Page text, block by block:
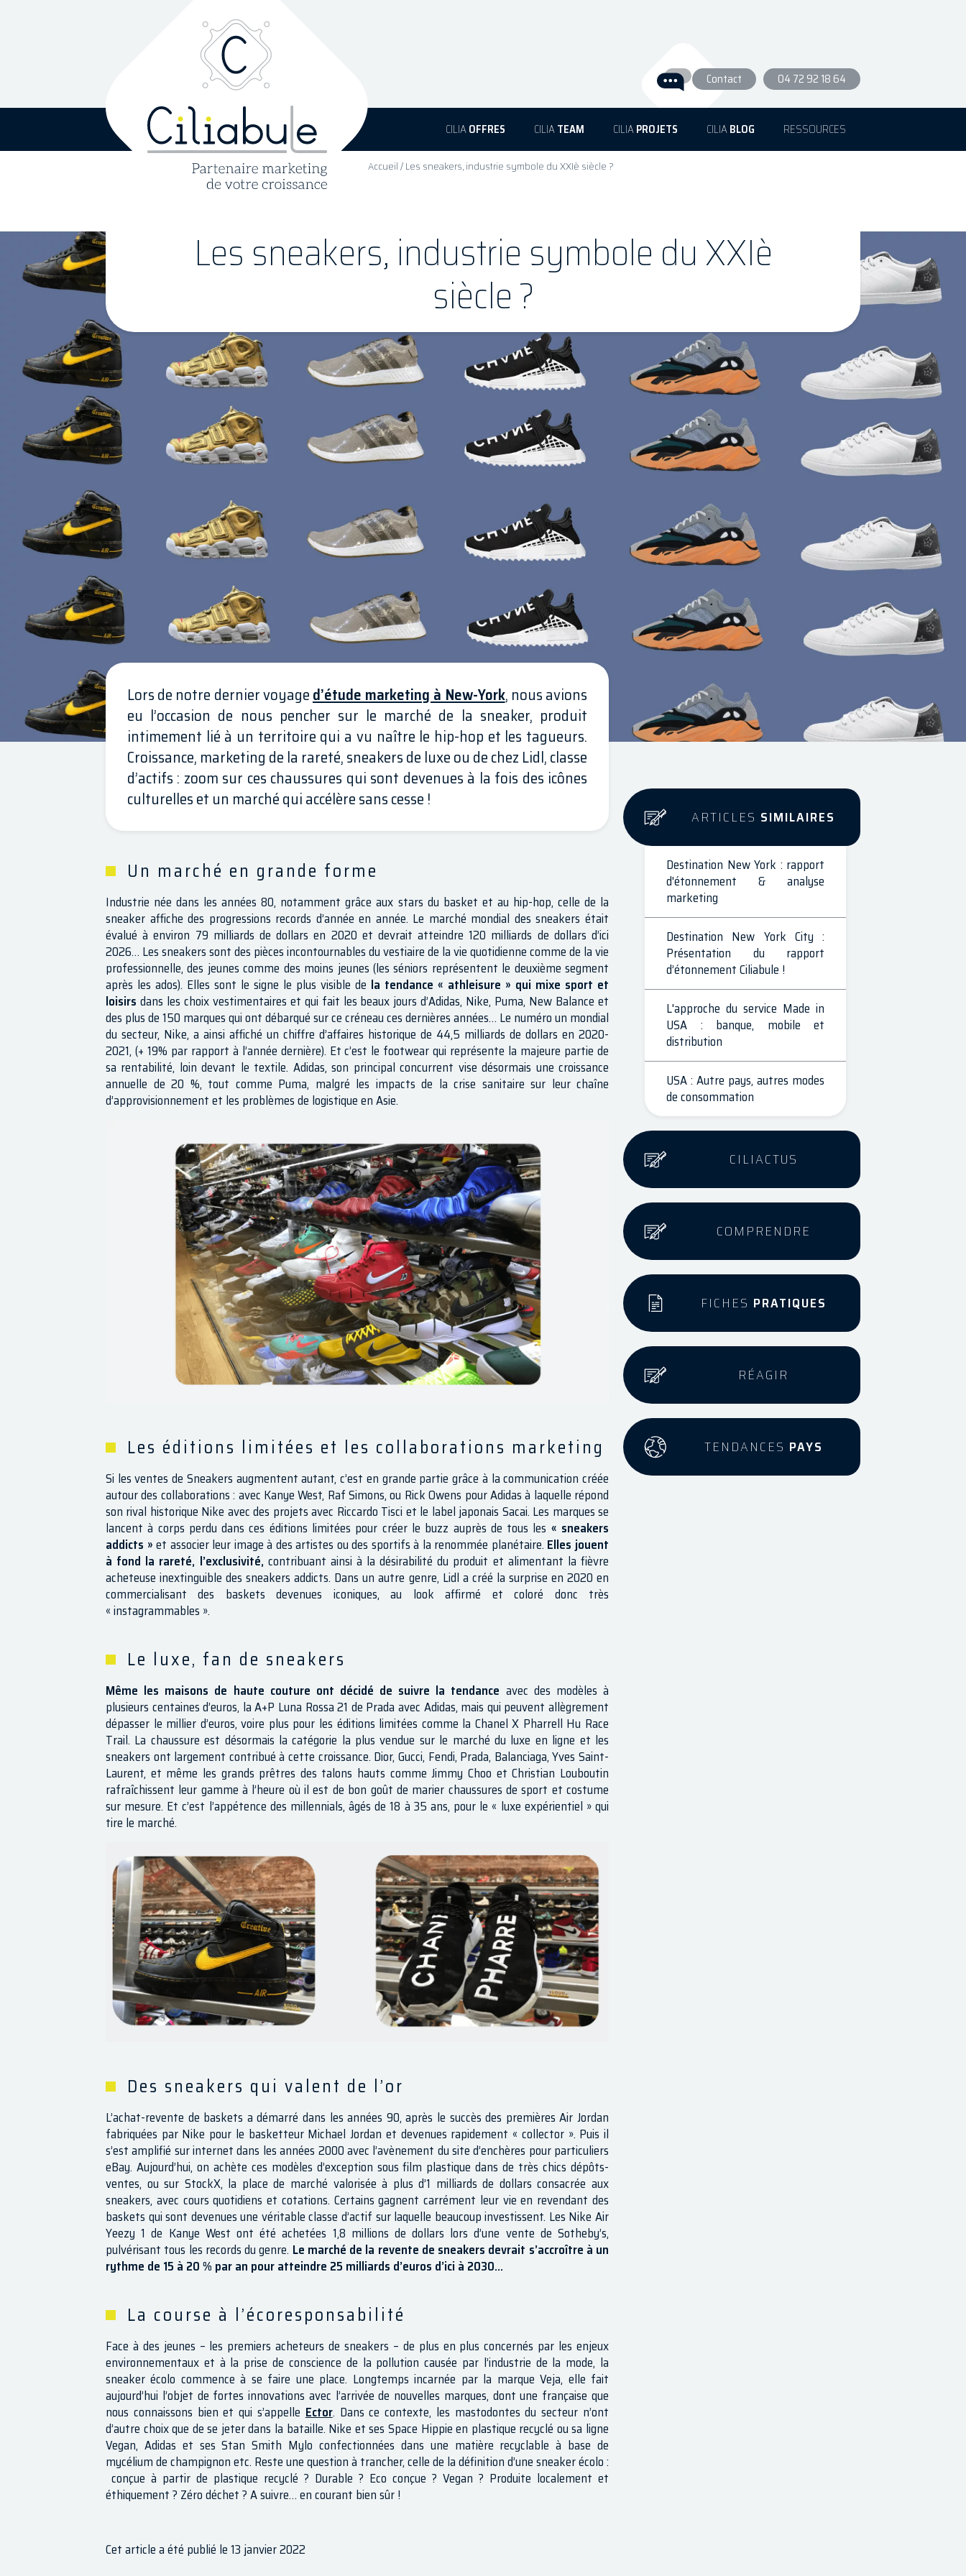
Contact 04 72 92 18 64
CILIAOFFRES CILIATEAM CILIAPROJETS CILIABLOG RESSOURCES
Accueil/Les sneakers, industrie symbole du XXIè siècle ?
Les sneakers, industrie symbole du XXIè
siècle ?
Lors de notre dernier voyaged’étude marketing à New-York, nous avions
eu l’occasion de nous pencher sur le marché de la sneaker, produit
intimement lié à un territoire qui a vu naître le hip-hop et les tagueurs.
Croissance, marketing de la rareté, sneakers de luxe ou de chez Lidl, classe
d’actifs : zoom sur ces chaussures qui sont devenues à la fois des icônes
culturelles et un marché qui accélère sans cesse !
Un marché en grande forme
Industrie née dans les années 80, notamment grâce aux stars du basket et au hip-hop, celle de la
sneaker affiche des progressions records d’année en année. Le marché mondial des sneakers était
évalué à environ 79 milliards de dollars en 2020 et devrait atteindre 120 milliards de dollars d’ici
2026… Les sneakers sont des pièces incontournables du vestiaire de la vie quotidienne comme de la vie
professionnelle, des jeunes comme des moins jeunes (les séniors représentent le deuxième segment
après les ados). Elles sont le signe le plus visible de la tendance « athleisure » qui mixe sport et
loisirs dans les choix vestimentaires et qui fait les beaux jours d’Adidas, Nike, Puma, New Balance et
des plus de 150 marques qui ont débarqué sur ce créneau ces dernières années… Le numéro un mondial
du secteur, Nike, a ainsi affiché un chiffre d’affaires historique de 44,5 milliards de dollars en 2020-
2021, (+ 19% par rapport à l’année dernière). Et c’est le footwear qui représente la majeure partie de
sa rentabilité, loin devant le textile. Adidas, son principal concurrent vise désormais une croissance
annuelle de 20 %, tout comme Puma, malgré les impacts de la crise sanitaire sur leur chaîne
d’approvisionnement et les problèmes de logistique en Asie.
Les éditions limitées et les collaborations marketing
Si les ventes de Sneakers augmentent autant, c’est en grande partie grâce à la communication créée
autour des collaborations : avec Kanye West, Raf Simons, ou Rick Owens pour Adidas à laquelle répond
son rival historique Nike avec des projets avec Riccardo Tisci et le label japonais Sacai. Les marques se
lancent à corps perdu dans ces éditions limitées pour créer le buzz auprès de tous les « sneakers
addicts »et associer leur image à des artistes ou des sportifs à la renommée planétaire. Elles jouent
à fond la rareté, l’exclusivité, contribuant ainsi à la désirabilité du produit et alimentant la fièvre
acheteuse inextinguible des sneakers addicts. Dans un autre genre, Lidl a créé la surprise en 2020 en
commercialisant des baskets devenues iconiques, au look affirmé et coloré donc très
« instagrammables ».
Le luxe, fan de sneakers
Même les maisons de haute couture ont décidé de suivre la tendance avec des modèles à
plusieurs centaines d’euros, la A+P Luna Rossa 21 de Prada avec Adidas, mais qui peuvent allègrement
dépasser le millier d’euros, voire plus pour les éditions limitées comme la Chanel X Pharrell Hu Race
Trail. La chaussure est désormais la catégorie la plus vendue sur le marché du luxe en ligne et les
sneakers ont largement contribué à cette croissance. Dior, Gucci, Fendi, Prada, Balanciaga, Yves Saint-
Laurent, et même les grands prêtres des talons hauts comme Jimmy Choo et Christian Louboutin
rafraîchissent leur gamme à l’heure où il est de bon goût de marier chaussures de sport et costume
sur mesure. Et c’est l’appétence des millennials, âgés de 18 à 35 ans, pour le « luxe expérientiel » qui
tire le marché.
Des sneakers qui valent de l’or
L’achat-revente de baskets a démarré dans les années 90, après le succès des premières Air Jordan
fabriquées par Nike pour le basketteur Michael Jordan et devenues rapidement « collector ». Puis il
s’est amplifié sur internet dans les années 2000 avec l’avènement du site d’enchères pour particuliers
eBay. Aujourd’hui, on achète ces modèles d’exception sous film plastique dans de très chics dépôts-
ventes, ou sur StockX, la place de marché valorisée à plus d’1 milliards de dollars consacrée aux
sneakers, avec cours quotidiens et cotations. Certains gagnent carrément leur vie en revendant des
baskets qui sont devenues une véritable classe d’actif sur laquelle beaucoup investissent. Les Nike Air
Yeezy 1 de Kanye West ont été achetées 1,8 millions de dollars lors d’une vente de Sotheby’s,
pulvérisant tous les records du genre. Le marché de la revente de sneakers devrait s’accroître à un
rythme de 15 à 20 % par an pour atteindre 25 milliards d’euros d’ici à 2030…
La course à l’écoresponsabilité
Face à des jeunes – les premiers acheteurs de sneakers – de plus en plus concernés par les enjeux
environnementaux et à la prise de conscience de la pollution causée par l’industrie de la mode, la
sneaker écolo commence à se faire une place. Longtemps incarnée par la marque Veja, elle fait
aujourd’hui l’objet de fortes innovations avec l’arrivée de nouvelles marques, dont une française que
nous connaissons bien et qui s’appelle Ector. Dans ce contexte, les mastodontes du secteur n’ont
d’autre choix que de se jeter dans la bataille. Nike et ses Space Hippie en plastique recyclé ou sa ligne
Vegan, Adidas et ses Stan Smith Mylo confectionnées dans une matière recyclable à base de
mycélium de champignon etc. Reste une question à trancher, celle de la définition d’une sneaker écolo :
conçue à partir de plastique recyclé ? Durable ? Eco conçue ? Vegan ? Produite localement et
éthiquement ? Zéro déchet ? A suivre… en courant bien sûr !
Cet article a été publié le 13 janvier 2022
ARTICLES SIMILAIRES
Destination New York : rapport
d'étonnement & analyse
marketing
Destination New York City :
Présentation du rapport
d’étonnement Ciliabule !
L'approche du service Made in
USA : banque, mobile et
distribution
USA : Autre pays, autres modes
de consommation
CILIACTUS
COMPRENDRE
FICHES PRATIQUES
RÉAGIR
TENDANCES PAYS